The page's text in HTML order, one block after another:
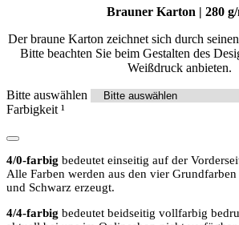
Brauner Karton | 280
Der braune Karton zeichnet sich durch
Bitte beachten Sie beim Gestalten des
Weißdruck anbieten.
Bitte auswählen
Farbigkeit ¹
4/0-farbig bedeutet einseitig auf der
Alle Farben werden aus den vier
und Schwarz erzeugt.
4/4-farbig bedeutet beidseitig vollfarbig